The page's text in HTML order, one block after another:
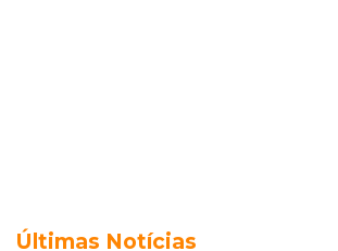
Últimas Notícias